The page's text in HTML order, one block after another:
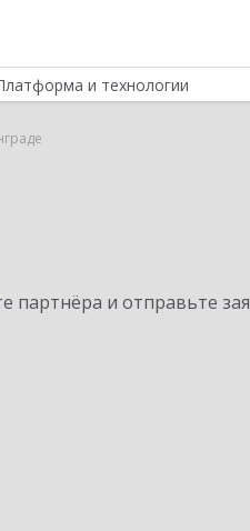
и технологии
и отправьте